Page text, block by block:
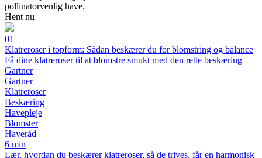
pollinatorvenlig have.
Hent nu
01
Klatreroser i topform: Sådan beskærer du for blomstring og balance
Få dine klatreroser til at blomstre smukt med den rette beskæring
Gartner
Gartner
Klatreroser
Beskæring
Havepleje
Blomster
Haveråd
6 min
Lær, hvordan du beskærer klatreroser, så de trives, får en harmonisk